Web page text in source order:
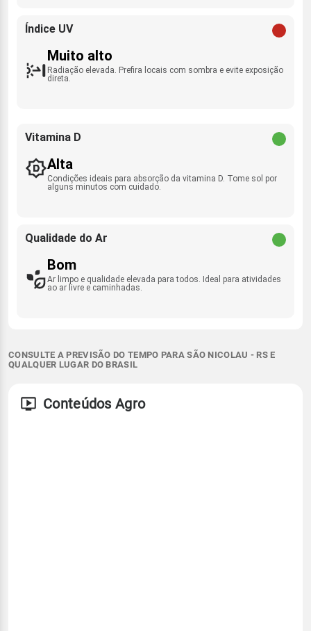
Índice UV
Muito alto
Radiação elevada. Prefira locais com sombra e evite exposição
direta.
Vitamina D
Alta
Condições ideais para absorção da vitamina D. Tome sol por
alguns minutos com cuidado.
Qualidade do Ar
Bom
Ar limpo e qualidade elevada para todos. Ideal para atividades
ao ar livre e caminhadas.
CONSULTE A PREVISÃO DO TEMPO PARA SÃO NICOLAU - RS E
QUALQUER LUGAR DO BRASIL
Conteúdos Agro